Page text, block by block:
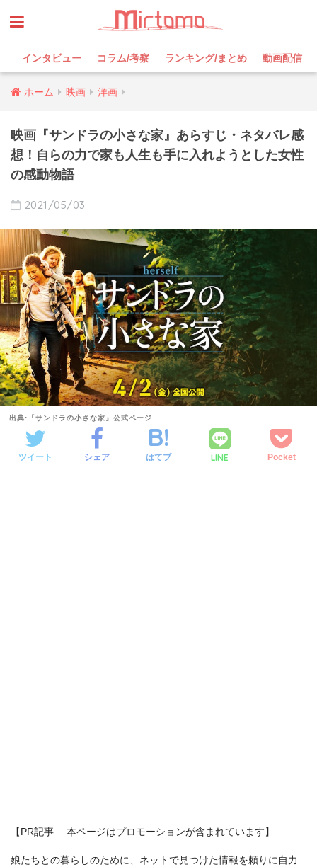
インタビュー コラム/考察 ランキング/まとめ 動画配信
ホーム 映画 洋画
映画『サンドラの小さな家』あらすじ・ネタバレ感
想！自らの力で家も人生も手に入れようとした女性
の感動物語
2021/05/03
出典:『サンドラの小さな家』公式ページ
ツイート シェア はてブ LINE Pocket
【PR記事 本ページはプロモーションが含まれています】
娘たちとの暮らしのために、ネットで見つけた情報を頼りに自力